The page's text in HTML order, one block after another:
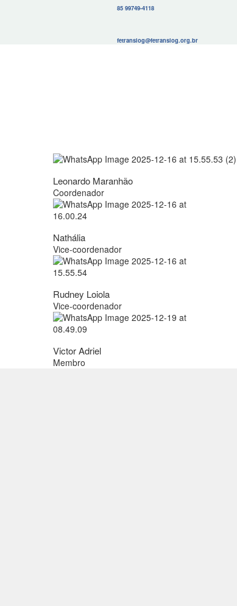
85 99749-4118
fetranslog@fetranslog.org.br
Leonardo Maranhão
Coordenador
Nathália
Vice-coordenador
Rudney Loiola
Vice-coordenador
Victor Adriel
Membro